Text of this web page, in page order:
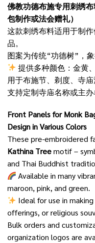
佛教功德布施专用刺绣
包制作或法会赠礼）
这款刺绣布料适用于制
品。
图案为传统“功德树”，
提供多种颜色：金黄
用于布施节、剃度、寺庙
支持定制寺庙名称或主办
Front Panels for Monk
Design in Various Colors
These pre-embroidered
Kathina Treemotif –
and Thai Buddhist
Available in many
maroon, pink, and green.
Ideal for use in
offerings, or religious
Bulk orders and
organization logos are